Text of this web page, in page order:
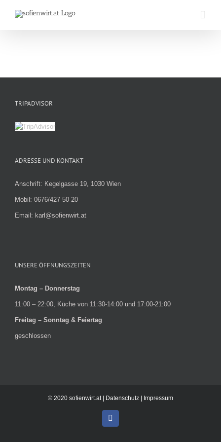
TRIPADVISOR
ADRESSE UND KONTAKT
Anschrift: Kegelgasse 19, 1030 Wien
Mobil: 0676/427 50 20
Email: karl@sofienwirt.at
UNSERE ÖFFNUNGSZEITEN
Montag – Donnerstag
11:00 – 22:00, Küche von 11:30-14:00 und 17:00-21:00
Freitag – Sonntag & Feiertag
geschlossen
© 2020 sofienwirt.at | Datenschutz Impressum